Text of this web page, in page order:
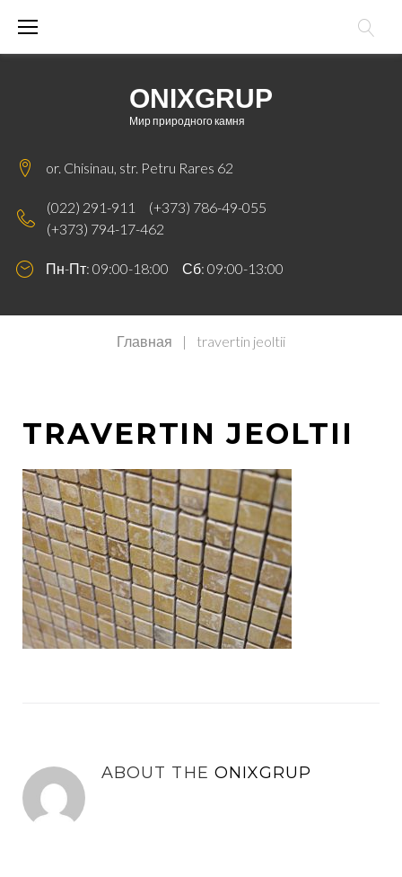
ONIXGRUP
Мир природного камня
or. Chisinau, str. Petru Rares 62
(022) 291-911
(+373) 786-49-055
(+373) 794-17-462
Пн-Пт: 09:00-18:00 Сб: 09:00-13:00
Главная | travertin jeoltii
TRAVERTIN JEOLTII
ABOUT THE ONIXGRUP